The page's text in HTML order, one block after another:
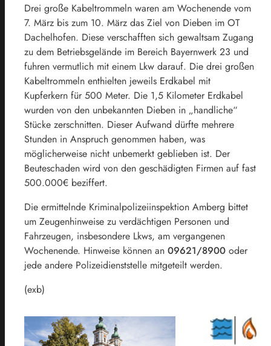
Drei große Kabeltrommeln waren am Wochenende vom
7. März bis zum 10. März das Ziel von Dieben im OT
Dachelhofen. Diese verschafften sich gewaltsam Zugang
zu dem Betriebsgelände im Bereich Bayernwerk 23 und
fuhren vermutlich mit einem Lkw darauf. Die drei großen
Kabeltrommeln enthielten jeweils Erdkabel mit
Kupferkern für 500 Meter. Die 1,5 Kilometer Erdkabel
wurden von den unbekannten Dieben in „handliche“
Stücke zerschnitten. Dieser Aufwand dürfte mehrere
Stunden in Anspruch genommen haben, was
möglicherweise nicht unbemerkt geblieben ist. Der
Beuteschaden wird von den geschädigten Firmen auf fast
500.000€ beziffert.
Die ermittelnde Kriminalpolizeiinspektion Amberg bittet
um Zeugenhinweise zu verdächtigen Personen und
Fahrzeugen, insbesondere Lkws, am vergangenen
Wochenende. Hinweise können an 09621/8900 oder
jede andere Polizeidienststelle mitgeteilt werden.
(exb)